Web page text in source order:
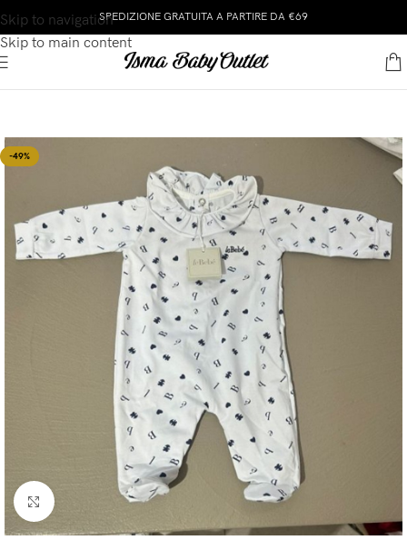
Skip to navigation
Skip to main content
SPEDIZIONE GRATUITA A PARTIRE DA €69
-49%
Click to enlarge